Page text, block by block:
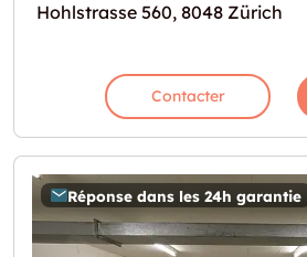
Hohlstrasse 560, 8048 Zürich
Contacter
Réponse dans les 24h garantie